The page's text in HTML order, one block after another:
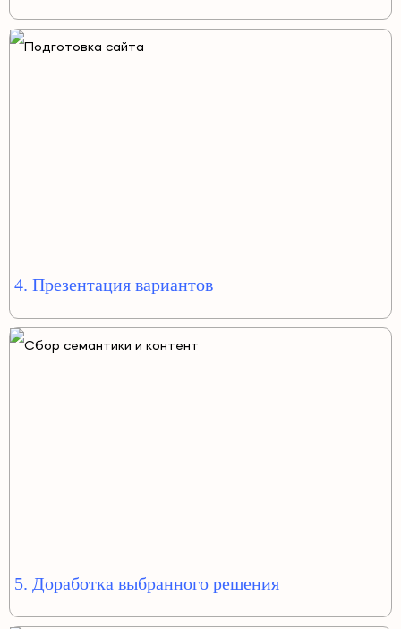
4. Презентация вариантов
5. Доработка выбранного решения